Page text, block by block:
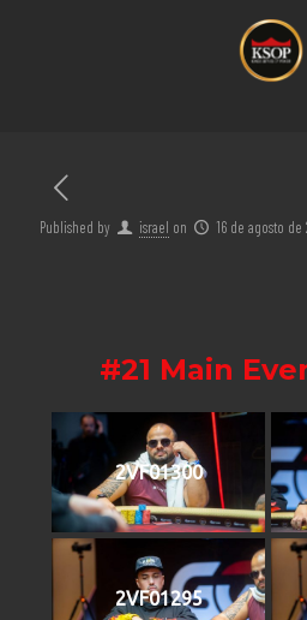
Published by israel on 16 de agosto de
#21 Main
2VF01300
2VF01295